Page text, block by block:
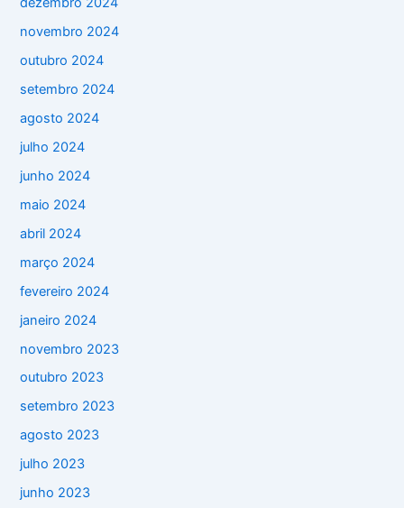
novembro 2024
outubro 2024
setembro 2024
agosto 2024
julho 2024
junho 2024
maio 2024
abril 2024
março 2024
fevereiro 2024
janeiro 2024
novembro 2023
outubro 2023
setembro 2023
agosto 2023
julho 2023
junho 2023